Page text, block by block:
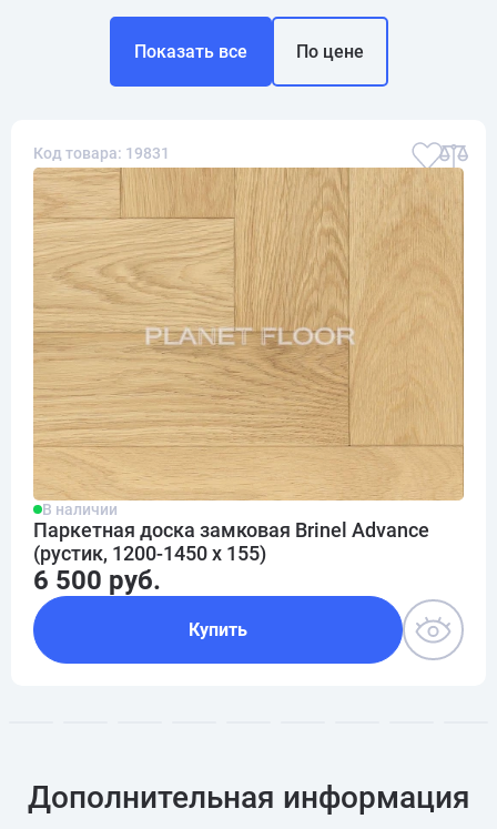
Показать все По цене
Код товара: 19831
В наличии
Паркетная доска замковая Brinel Advance
(рустик, 1200-1450 х 155)
6 500 руб.
Купить
Дополнительная информация